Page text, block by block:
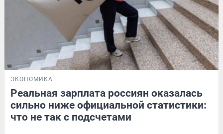
ЭКОНОМИКА
Реальная зарплата россиян оказалась
сильно ниже официальной статистики:
что не так с подсчетами